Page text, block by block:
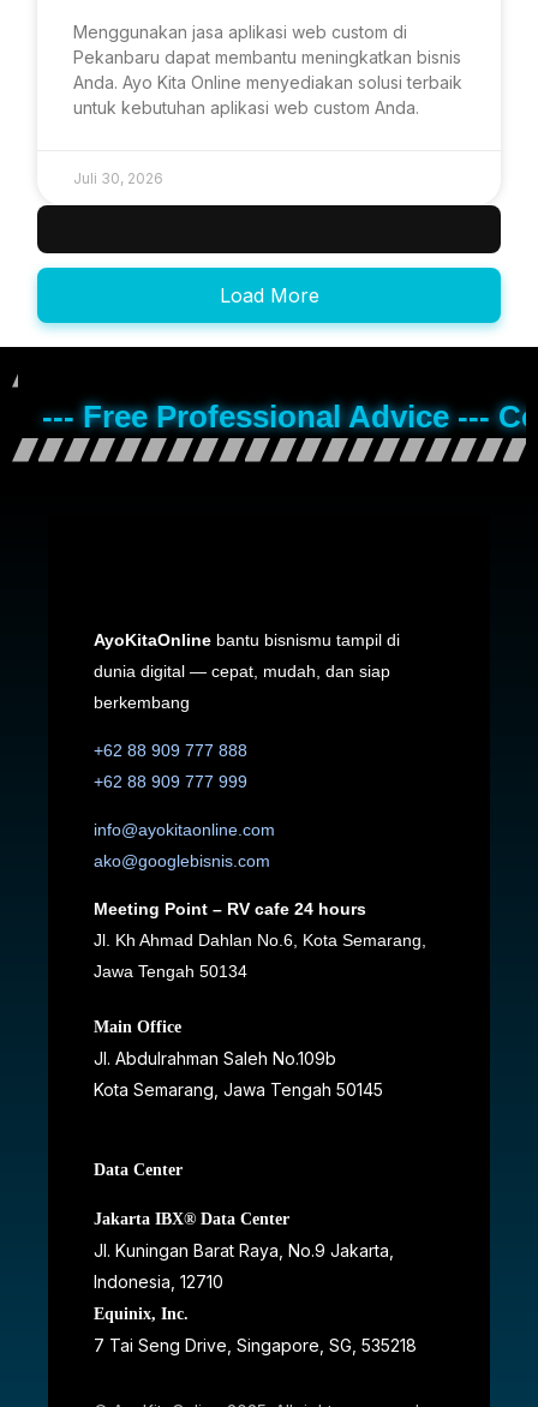
Menggunakan jasa aplikasi web custom di
Pekanbaru dapat membantu meningkatkan bisnis
Anda. Ayo Kita Online menyediakan solusi terbaik
untuk kebutuhan aplikasi web custom Anda.
Juli 30, 2026
Load More
--- Free Professional Advice ---
AyoKitaOnlinebantu bisnismu tampil di
dunia digital — cepat, mudah, dan siap
berkembang
+62 88 909 777 888
+62 88 909 777 999
info@ayokitaonline.com
ako@googlebisnis.com
Meeting Point – RV cafe 24 hours
Jl. Kh Ahmad Dahlan No.6, Kota Semarang,
Jawa Tengah 50134
Main Office
Jl. Abdulrahman Saleh No.109b
Kota Semarang, Jawa Tengah 50145
Data Center
Jakarta IBX® Data Center
JI. Kuningan Barat Raya, No.9 Jakarta,
Indonesia, 12710
Equinix, Inc.
7 Tai Seng Drive, Singapore, SG, 535218